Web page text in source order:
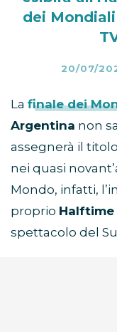
dei
20/07/
La finale dei
Argentina non
assegnerà il
nei quasi
Mondo, infatti,
proprio Halftime
spettacolo del